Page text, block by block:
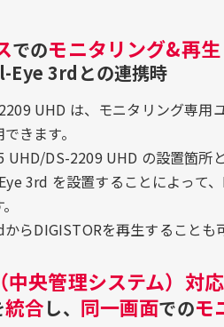
でのモニタリング&再生
3rdとの連携時
UHD は、モニタリング専用
きます。
UHD/DS-2209 UHD の設置箇所
3rd を設置することによって
らDIGISTORを再生することも
中央管理システム）対応
統合し、 同一画面でのモ